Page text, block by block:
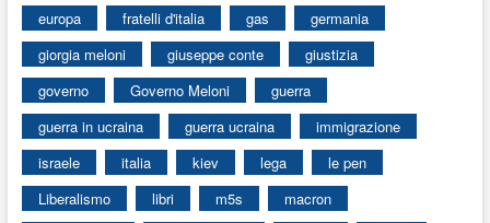
europa
fratelli d'italia gas
germania
giorgia meloni
giuseppe conte
giustizia
governo
Governo Meloni
guerra
guerra in ucraina
guerra ucraina
immigrazione
israele
italia kiev lega
le pen
Liberalismo
libri m5s
macron